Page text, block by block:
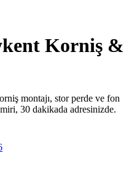
Korniş &
montajı, stor perde ve fon
30 dakikada adresinizde.